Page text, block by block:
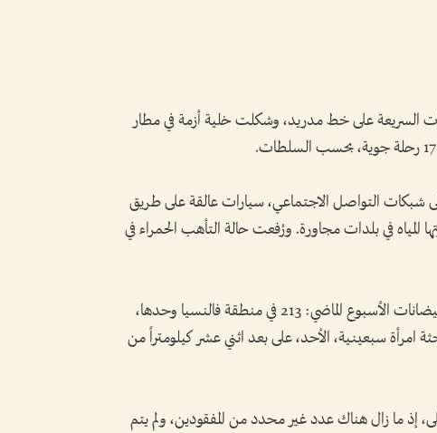
السريعة على خط مدريد، وشكلت خلية أزمة في مطار
شبكات التواصل الاجتماعي، سيارات عالقة على طريق
المياه في بلدات مجاورة. ورُفعت حالة التأهب الحمراء في
تظهر آخر حصيلة أن 217 شخصاً قتلوا في فيضانات الأسبوع الماضي: 213 في منطقة فالنسيا وحدها،
امرأة سبعينية، الأحد، على بعد اثني عشر كيلومتراً من
إذ ما زال هناك عدد غير محدد من المفقودين، ولم يتم